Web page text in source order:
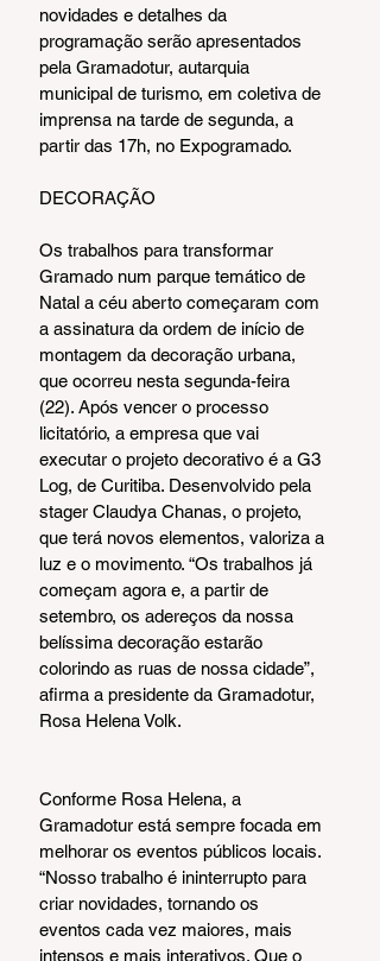
novidades e detalhes da
programação serão apresentados
pela Gramadotur, autarquia
municipal de turismo, em coletiva de
imprensa na tarde de segunda, a
partir das 17h, no Expogramado.
DECORAÇÃO
Os trabalhos para transformar
Gramado num parque temático de
Natal a céu aberto começaram com
a assinatura da ordem de início de
montagem da decoração urbana,
que ocorreu nesta segunda-feira
(22). Após vencer o processo
licitatório, a empresa que vai
executar o projeto decorativo é a G3
Log, de Curitiba. Desenvolvido pela
stager Claudya Chanas, o projeto,
que terá novos elementos, valoriza a
luz e o movimento. “Os trabalhos já
começam agora e, a partir de
setembro, os adereços da nossa
belíssima decoração estarão
colorindo as ruas de nossa cidade”,
afirma a presidente da Gramadotur,
Rosa Helena Volk.
Conforme Rosa Helena, a
Gramadotur está sempre focada em
melhorar os eventos públicos locais.
“Nosso trabalho é ininterrupto para
criar novidades, tornando os
eventos cada vez maiores, mais
intensos e mais interativos. Que o